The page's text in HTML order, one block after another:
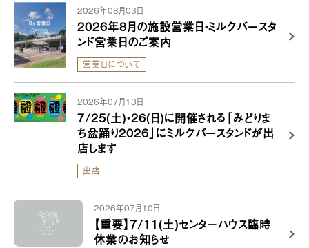
2026年08月03日
2026年8月の施設営業日・ミルクバースタ
ンド営業日のご案内
営業日について
2026年07月13日
7/25(土)・26(日)に開催される「みどりま
ち盆踊り2026」にミルクバースタンドが出
店します
出店
2026年07月10日
【重要】7/11(土)センターハウス臨時
休業のお知らせ